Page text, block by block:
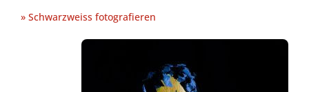
» Schwarzweiss fotografieren